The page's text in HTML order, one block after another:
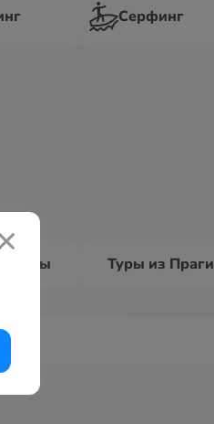
Серфинг
Вены Туры из Праги